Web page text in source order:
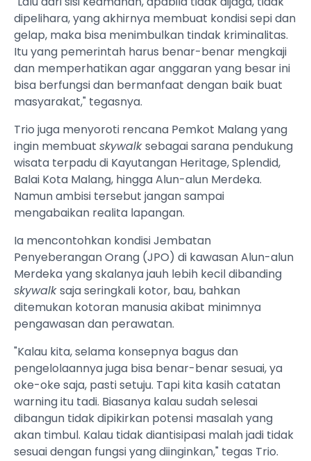
dipelihara, yang akhirnya membuat kondisi sepi dan
gelap, maka bisa menimbulkan tindak kriminalitas.
Itu yang pemerintah harus benar-benar mengkaji
dan memperhatikan agar anggaran yang besar ini
bisa berfungsi dan bermanfaat dengan baik buat
masyarakat," tegasnya.
Trio juga menyoroti rencana Pemkot Malang yang
ingin membuat skywalksebagai sarana pendukung
wisata terpadu di Kayutangan Heritage, Splendid,
Balai Kota Malang, hingga Alun-alun Merdeka.
Namun ambisi tersebut jangan sampai
mengabaikan realita lapangan.
Ia mencontohkan kondisi Jembatan
Penyeberangan Orang (JPO) di kawasan Alun-alun
Merdeka yang skalanya jauh lebih kecil dibanding
skywalksaja seringkali kotor, bau, bahkan
ditemukan kotoran manusia akibat minimnya
pengawasan dan perawatan.
"Kalau kita, selama konsepnya bagus dan
pengelolaannya juga bisa benar-benar sesuai, ya
oke-oke saja, pasti setuju. Tapi kita kasih catatan
warning itu tadi. Biasanya kalau sudah selesai
dibangun tidak dipikirkan potensi masalah yang
akan timbul. Kalau tidak diantisipasi malah jadi tidak
sesuai dengan fungsi yang diinginkan," tegas Trio.